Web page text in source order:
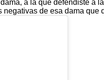
a la que defendiste a
de esa dama que